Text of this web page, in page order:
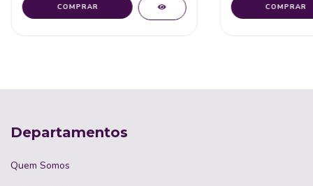
Departamentos
Quem Somos